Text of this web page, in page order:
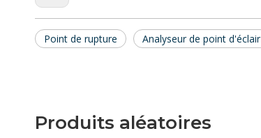
Point de rupture Analyseur de point d'éclair
Produits aléatoires